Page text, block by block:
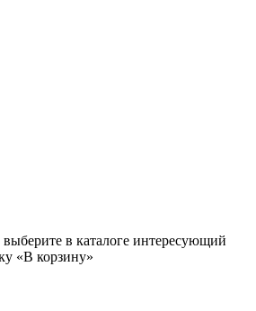
в каталоге интересующий
«В корзину»